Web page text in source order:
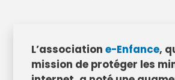
L’association e-Enfance,
mission de protéger les